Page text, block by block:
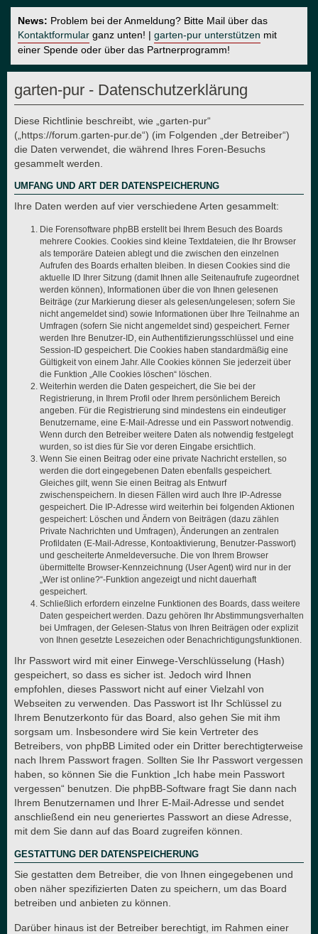
News: Problem bei der Anmeldung? Bitte Mail über das
Kontaktformular ganz unten! | garten-pur unterstützen mit
einer Spende oder über das Partnerprogramm!
garten-pur - Datenschutzerklärung
Diese Richtlinie beschreibt, wie „garten-pur“
(„https://forum.garten-pur.de“) (im Folgenden „der Betreiber“)
die Daten verwendet, die während Ihres Foren-Besuchs
gesammelt werden.
UMFANG UND ART DER DATENSPEICHERUNG
Ihre Daten werden auf vier verschiedene Arten gesammelt:
Die Forensoftware phpBB erstellt bei Ihrem Besuch des Boards
mehrere Cookies. Cookies sind kleine Textdateien, die Ihr Browser
als temporäre Dateien ablegt und die zwischen den einzelnen
Aufrufen des Boards erhalten bleiben. In diesen Cookies sind die
aktuelle ID Ihrer Sitzung (damit Ihnen alle Seitenaufrufe zugeordnet
werden können), Informationen über die von Ihnen gelesenen
Beiträge (zur Markierung dieser als gelesen/ungelesen; sofern Sie
nicht angemeldet sind) sowie Informationen über Ihre Teilnahme an
Umfragen (sofern Sie nicht angemeldet sind) gespeichert. Ferner
werden Ihre Benutzer-ID, ein Authentifizierungsschlüssel und eine
Session-ID gespeichert. Die Cookies haben standardmäßig eine
Gültigkeit von einem Jahr. Alle Cookies können Sie jederzeit über
die Funktion „Alle Cookies löschen“ löschen.
Weiterhin werden die Daten gespeichert, die Sie bei der
Registrierung, in Ihrem Profil oder Ihrem persönlichem Bereich
angeben. Für die Registrierung sind mindestens ein eindeutiger
Benutzername, eine E-Mail-Adresse und ein Passwort notwendig.
Wenn durch den Betreiber weitere Daten als notwendig festgelegt
wurden, so ist dies für Sie vor deren Eingabe ersichtlich.
Wenn Sie einen Beitrag oder eine private Nachricht erstellen, so
werden die dort eingegebenen Daten ebenfalls gespeichert.
Gleiches gilt, wenn Sie einen Beitrag als Entwurf
zwischenspeichern. In diesen Fällen wird auch Ihre IP-Adresse
gespeichert. Die IP-Adresse wird weiterhin bei folgenden Aktionen
gespeichert: Löschen und Ändern von Beiträgen (dazu zählen
Private Nachrichten und Umfragen), Änderungen an zentralen
Profildaten (E-Mail-Adresse, Kontoaktivierung, Benutzer-Passwort)
und gescheiterte Anmeldeversuche. Die von Ihrem Browser
übermittelte Browser-Kennzeichnung (User Agent) wird nur in der
„Wer ist online?“-Funktion angezeigt und nicht dauerhaft
gespeichert.
Schließlich erfordern einzelne Funktionen des Boards, dass weitere
Daten gespeichert werden. Dazu gehören Ihr Abstimmungsverhalten
bei Umfragen, der Gelesen-Status von Ihren Beiträgen oder explizit
von Ihnen gesetzte Lesezeichen oder Benachrichtigungsfunktionen.
Ihr Passwort wird mit einer Einwege-Verschlüsselung (Hash)
gespeichert, so dass es sicher ist. Jedoch wird Ihnen
empfohlen, dieses Passwort nicht auf einer Vielzahl von
Webseiten zu verwenden. Das Passwort ist Ihr Schlüssel zu
Ihrem Benutzerkonto für das Board, also gehen Sie mit ihm
sorgsam um. Insbesondere wird Sie kein Vertreter des
Betreibers, von phpBB Limited oder ein Dritter berechtigterweise
nach Ihrem Passwort fragen. Sollten Sie Ihr Passwort vergessen
haben, so können Sie die Funktion „Ich habe mein Passwort
vergessen“ benutzen. Die phpBB-Software fragt Sie dann nach
Ihrem Benutzernamen und Ihrer E-Mail-Adresse und sendet
anschließend ein neu generiertes Passwort an diese Adresse,
mit dem Sie dann auf das Board zugreifen können.
GESTATTUNG DER DATENSPEICHERUNG
Sie gestatten dem Betreiber, die von Ihnen eingegebenen und
oben näher spezifizierten Daten zu speichern, um das Board
betreiben und anbieten zu können.
Darüber hinaus ist der Betreiber berechtigt, im Rahmen einer